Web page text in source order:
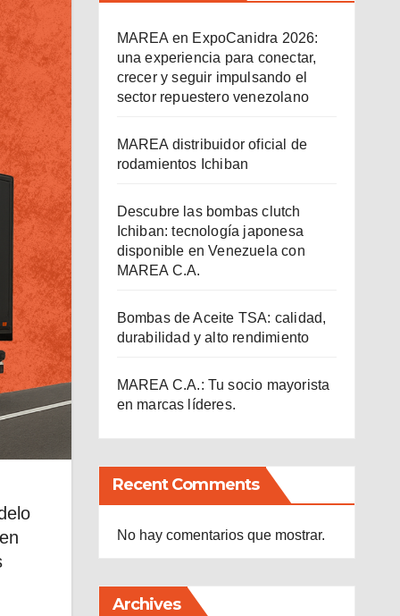
MAREA en ExpoCanidra 2026:
una experiencia para conectar,
crecer y seguir impulsando el
sector repuestero venezolano
MAREA distribuidor oficial de
rodamientos Ichiban
Descubre las bombas clutch
Ichiban: tecnología japonesa
disponible en Venezuela con
MAREA C.A.
Bombas de Aceite TSA: calidad,
durabilidad y alto rendimiento
MAREA C.A.: Tu socio mayorista
en marcas líderes.
Recent Comments
No hay comentarios que mostrar.
Archives